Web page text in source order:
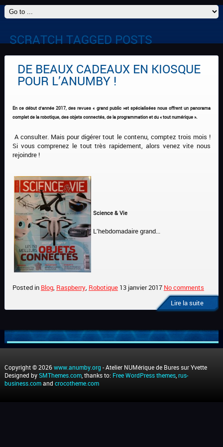
SCRATCH TAGGED POSTS
DE BEAUX CADEAUX EN KIOSQUE
POUR L’ANUMBY !
En ce début d’année 2017, des revues « grand public »et spécialisées nous offrent un panorama
complet de la robotique, des objets connectés, de la programmation et du « tout numérique ».
A consulter. Mais pour digérer tout le contenu, comptez trois mois !
Si vous comprenez le tout très rapidement, alors venez vite nous
rejoindre !
Science & Vie
L’hebdomadaire grand...
Lire la suite
Posted in Blog, Raspberry, Robotique 13 janvier 2017 No comments
Copyright © 2026www.anumby.org - Atelier NUMérique de Bures sur Yvette
Designed bySMThemes.com, thanks to: Free WordPress themes, rus-
business.comand crocotheme.com